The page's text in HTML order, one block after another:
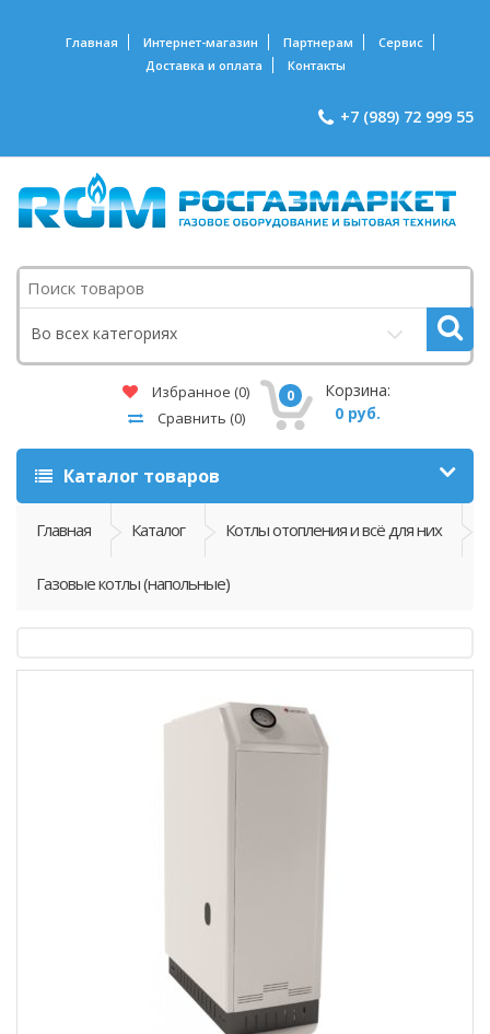
Главная Интернет-магазин Партнерам
Сервис
Доставка и оплата
Контакты
+7 (989) 72 999 55
Поиск
Во всех категориях
Избранное (0)
Сравнить (0)
0
Корзина:
0 руб.
Каталог товаров
Главная Каталог Котлы отопления и всё для них
Газовые котлы (напольные)